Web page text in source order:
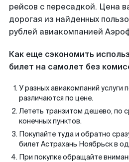
рейсов с пересадкой. Цена
дорогая из найденных
рублей авиакомпанией
Как еще сэкономить
билет на самолет без
У разных авиакомпаний услуги
различаются по цене.
Лететь транзитом дешево, по
конечных пунктов.
Покупайте туда и обратно
билет Астрахань Ноябрьск в
При покупке обращайте